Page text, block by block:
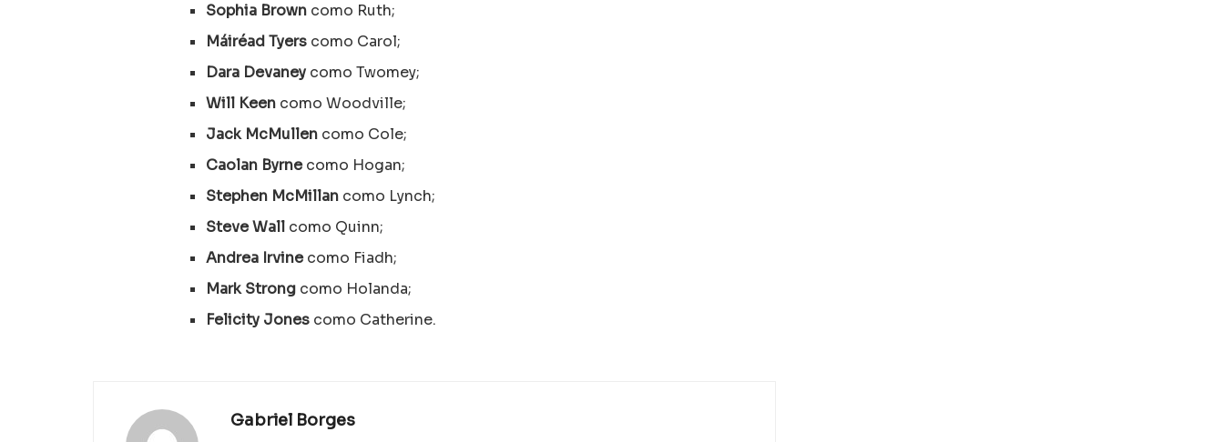
Sophia Brown como Ruth;
Máiréad Tyers como Carol;
Dara Devaney como Twomey;
Will Keen como Woodville;
Jack McMullen como Cole;
Caolan Byrnecomo Hogan;
Stephen McMillan como Lynch;
Steve Wall como Quinn;
Andrea Irvinecomo Fiadh;
Mark Strong como Holanda;
Felicity Jones como Catherine.
Gabriel Borges